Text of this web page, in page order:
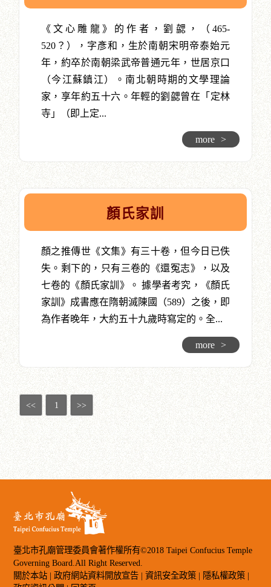
《文心雕龍》的作者，劉勰，（465-
520？），字彥和，生於南朝宋明帝泰始元
年，約卒於南朝梁武帝普通元年，世居京口
（今江蘇鎮江）。南北朝時期的文學理論
家，享年約五十六。年輕的劉勰曾在「定林
寺」（即上定...
more >
顏氏家訓
顏之推傳世《文集》有三十卷，但今日已佚
失。剩下的，只有三卷的《還冤志》，以及
七卷的《顏氏家訓》。 據學者考究，《顏氏
家訓》成書應在隋朝滅陳國（589）之後，即
為作者晚年，大約五十九歲時寫定的。全...
more >
<< 1 >>
臺北市孔廟管理委員會著作權所有©2018 Taipei Confucius Temple
Governing Board.All Right Reserved.
關於本站 | 政府網站資料開放宣告 |資訊安全政策 | 隱私權政策 |